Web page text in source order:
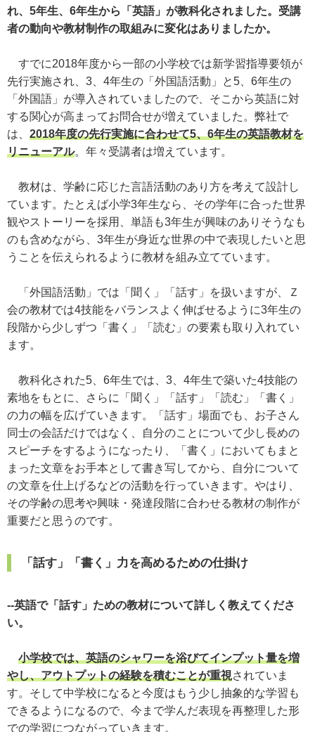
れ、5年生、6年生から「英語」が教科化されました。受講
者の動向や教材制作の取組みに変化はありましたか。
すでに2018年度から一部の小学校では新学習指導要領が
先行実施され、3、4年生の「外国語活動」と5、6年生の
「外国語」が導入されていましたので、そこから英語に対
する関心が高まってお問合せが増えていました。弊社で
は、 2018年度の先行実施に合わせて5、6年生の英語教材を
リニューアル。年々受講者は増えています。
教材は、学齢に応じた言語活動のあり方を考えて設計し
ています。たとえば小学3年生なら、その学年に合った世界
観やストーリーを採用、単語も3年生が興味のありそうなも
のも含めながら、3年生が身近な世界の中で表現したいと思
うことを伝えられるように教材を組み立てています。
「外国語活動」では「聞く」「話す」を扱いますが、Ｚ
会の教材では4技能をバランスよく伸ばせるように3年生の
段階から少しずつ「書く」「読む」の要素も取り入れてい
ます。
教科化された5、6年生では、3、4年生で築いた4技能の
素地をもとに、さらに「聞く」「話す」「読む」「書く」
の力の幅を広げていきます。「話す」場面でも、お子さん
同士の会話だけではなく、自分のことについて少し長めの
スピーチをするようになったり、「書く」においてもまと
まった文章をお手本として書き写してから、自分について
の文章を仕上げるなどの活動を行っていきます。やはり、
その学齢の思考や興味・発達段階に合わせる教材の制作が
重要だと思うのです。
「話す」「書く」力を高めるための仕掛け
--英語で「話す」ための教材について詳しく教えてくださ
い。
小学校では、英語のシャワーを浴びてインプット量を増
やし、アウトプットの経験を積むことが重視されていま
す。そして中学校になると今度はもう少し抽象的な学習も
できるようになるので、今まで学んだ表現を再整理した形
での学習につながっていきます。